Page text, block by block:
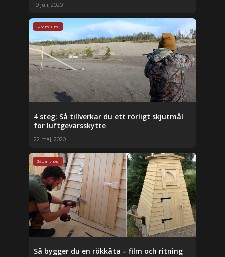
19 juli, 2020
Premium
4 steg: Så tillverkar du ett rörligt skjutmål
för luftgevärsskytte
22 maj, 2020
Jägartips
Så bygger du en rökkåta – film och ritning